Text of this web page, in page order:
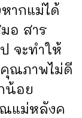
ากแม่ได้
อ สาร
จะทำให้
ณภาพไม่ดี
น้อย
แม่หลังค